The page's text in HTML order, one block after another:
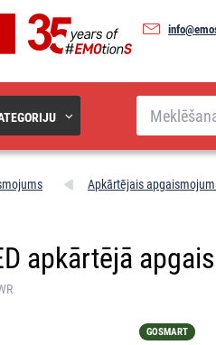
Meklēšana
Apkārtējais
apkārtējā
GOSMART